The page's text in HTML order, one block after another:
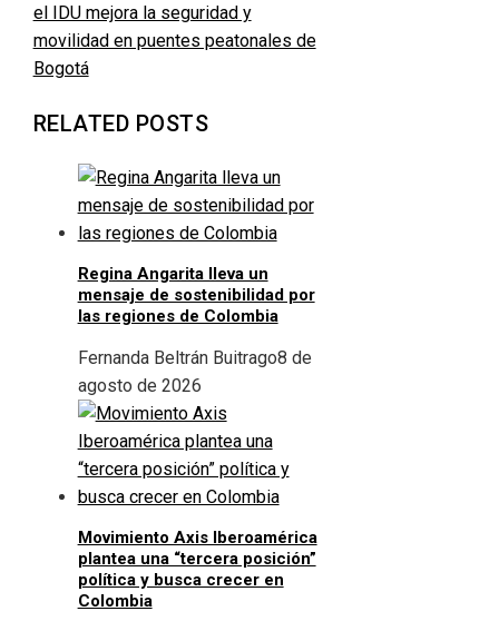
el IDU mejora la seguridad y
movilidad en puentes peatonales de
Bogotá
RELATED POSTS
Regina Angarita lleva un
mensaje de sostenibilidad por
las regiones de Colombia
Fernanda Beltrán Buitrago8 de
agosto de 2026
Movimiento Axis Iberoamérica
plantea una “tercera posición”
política y busca crecer en
Colombia